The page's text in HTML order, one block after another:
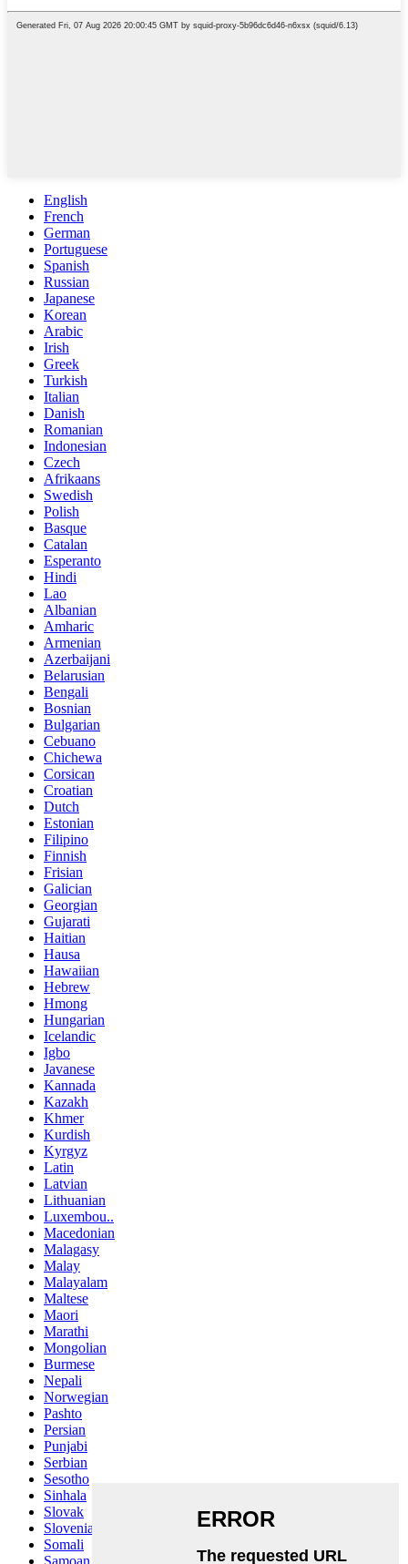
English
French
German
Portuguese
Spanish
Russian
Japanese
Korean
Arabic
Irish
Greek
Turkish
Italian
Danish
Romanian
Indonesian
Czech
Afrikaans
Swedish
Polish
Basque
Catalan
Esperanto
Hindi
Lao
Albanian
Amharic
Armenian
Azerbaijani
Belarusian
Bengali
Bosnian
Bulgarian
Cebuano
Chichewa
Corsican
Croatian
Dutch
Estonian
Filipino
Finnish
Frisian
Galician
Georgian
Gujarati
Haitian
Hausa
Hawaiian
Hebrew
Hmong
Hungarian
Icelandic
Igbo
Javanese
Kannada
Kazakh
Khmer
Kurdish
Kyrgyz
Latin
Latvian
Lithuanian
Luxembou..
Macedonian
Malagasy
Malay
Malayalam
Maltese
Maori
Marathi
Mongolian
Burmese
Nepali
Norwegian
Pashto
Persian
Punjabi
Serbian
Sesotho
Sinhala
Slovak
Slovenian
Somali